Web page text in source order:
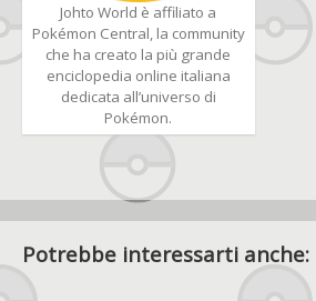
Johto World è affiliato a
Pokémon Central, la community
che ha creato la più grande
enciclopedia online italiana
dedicata all’universo di
Pokémon.
Potrebbe interessarti anche: